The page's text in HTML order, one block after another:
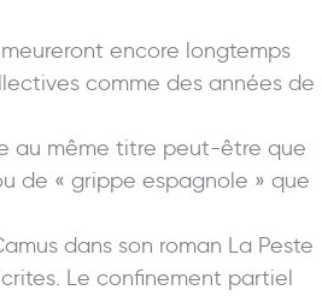
encore longtemps
comme des années de
au même titre peut-être que
de « grippe espagnole » que
dans son roman La Peste
Le confinement partiel